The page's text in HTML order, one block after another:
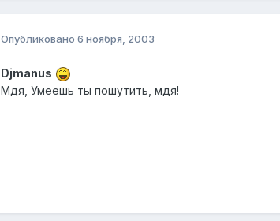
Опубликовано 6 ноября, 2003
Djmanus
Мдя, Умеешь ты пошутить, мдя!